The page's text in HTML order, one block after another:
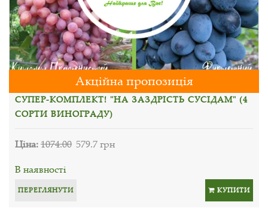
Акційна пропозиція
СУПЕР-КОМПЛЕКТ! "НА ЗАЗДРІСТЬ СУСІДАМ" (4
СОРТИ ВИНОГРАДУ)
Ціна:1074.00 579.7 грн
В наявності
ПЕРЕГЛЯНУТИ КУПИТИ